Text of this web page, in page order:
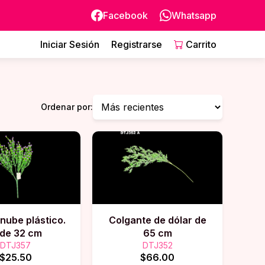
Facebook Whatsapp
Iniciar Sesión Registrarse Carrito
Ordenar por:
plástico.
32 cm
DTJ357
$25.50
Colgante de dólar de
65 cm
DTJ352
$66.00